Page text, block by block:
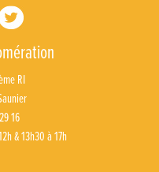
RI
16
& 13h30 à 17h